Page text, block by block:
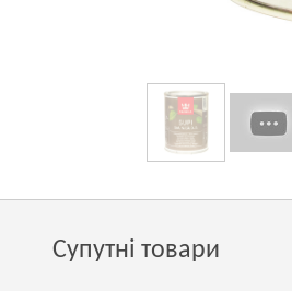
Супутні товари